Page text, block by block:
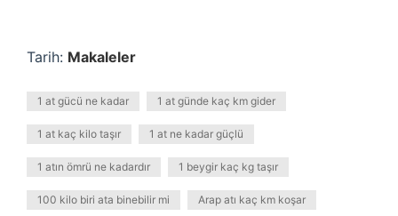
Tarih: Makaleler
1 at gücü ne kadar 1 at günde kaç km gider
1 at kaç kilo taşır 1 at ne kadar güçlü
1 atın ömrü ne kadardır 1 beygir kaç kg taşır
100 kilo biri ata binebilir mi Arap atı kaç km koşar